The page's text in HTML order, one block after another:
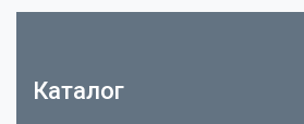
Каталог